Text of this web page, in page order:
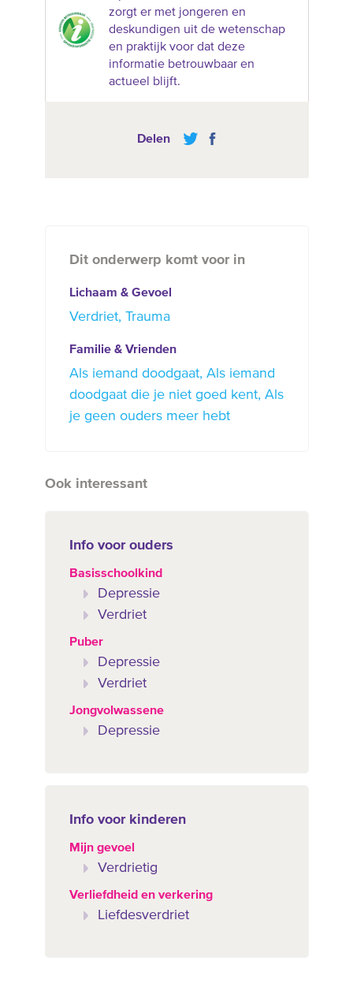
zorgt er met jongeren en
deskundigen uit de wetenschap
en praktijk voor dat deze
informatie betrouwbaar en
actueel blijft.
Delen
Dit onderwerp komt voor in
Lichaam & Gevoel
Verdriet Trauma
Familie & Vrienden
Als iemand doodgaat Als iemand
doodgaat die je niet goed kent Als
je geen ouders meer hebt
Ook interessant
Info voor ouders
Basisschoolkind
Depressie
Verdriet
Puber
Depressie
Verdriet
Jongvolwassene
Depressie
Info voor kinderen
Mijn gevoel
Verdrietig
Verliefdheid en verkering
Liefdesverdriet